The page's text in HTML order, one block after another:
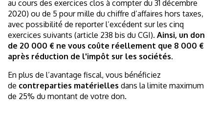
au cours des exercices clos à compter du 31 décembre
2020) ou de 5 pour mille du chiffre d’affaires hors taxes,
avec possibilité de reporter l’excédent sur les cinq
exercices suivants (article 238 bis du CGI). Ainsi, un don
de 20 000 € ne vous coûte réellement que 8 000 €
après réduction de l'impôt sur les sociétés.
En plus de l’avantage fiscal, vous bénéficiez
de contreparties matérielles dans la limite maximum
de 25% du montant de votre don.